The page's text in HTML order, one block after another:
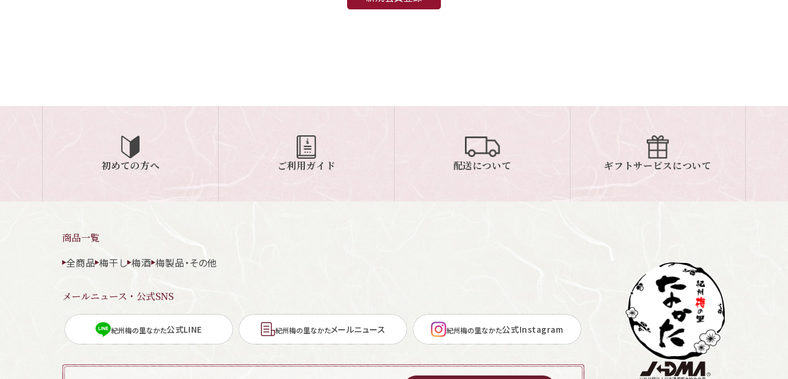
初めての方へ ご利用ガイド 配送について ギフトサービスについて
商品一覧
全商品 梅干し 梅酒 梅製品・その他
メールニュース・公式SNS
紀州梅の里なかた公式LINE 紀州梅の里なかたメールニュース 紀州梅の里なかた公式Instagram